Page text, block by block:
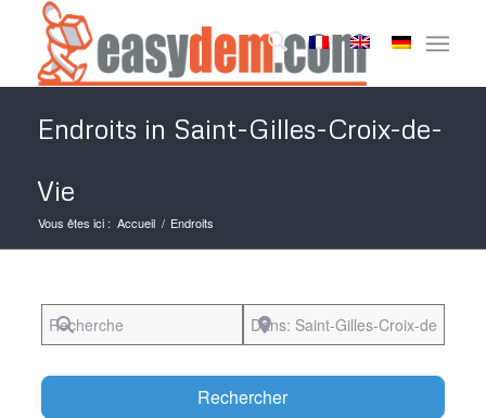
Endroits in Saint-Gilles-Croix-de-
Vie
Vous êtes ici : Accueil / Endroits
Recherche Près de
RechercherSearch